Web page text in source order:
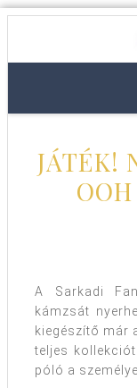
JÁTÉK!
A Sarkadi
kámzsát
kiegészítő már
teljes kollekciót
póló a